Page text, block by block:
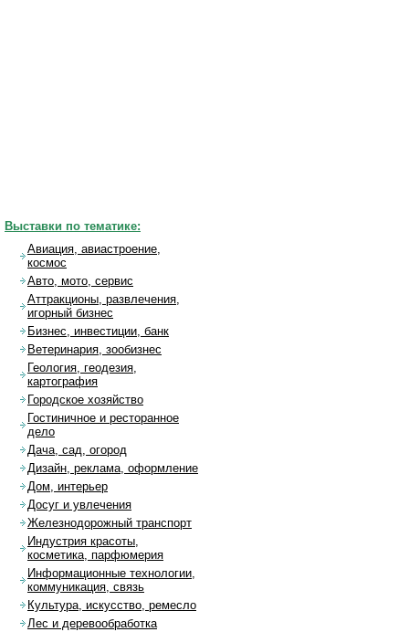
Выставки по тематике:
Авиация, авиастроение,
космос
Авто, мото, сервис
Аттракционы, развлечения,
игорный бизнес
Бизнес, инвестиции, банк
Ветеринария, зообизнес
Геология, геодезия,
картография
Городское хозяйство
Гостиничное и ресторанное
дело
Дача, сад, огород
Дизайн, реклама, оформление
Дом, интерьер
Досуг и увлечения
Железнодорожный транспорт
Индустрия красоты,
косметика, парфюмерия
Информационные технологии,
коммуникация, связь
Культура, искусство, ремесло
Лес и деревообработка